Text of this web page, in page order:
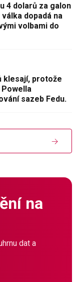
4 dolarů za galon
dopadá na
volbami do
klesají, protože
sazeb Fedu.
na
dat a